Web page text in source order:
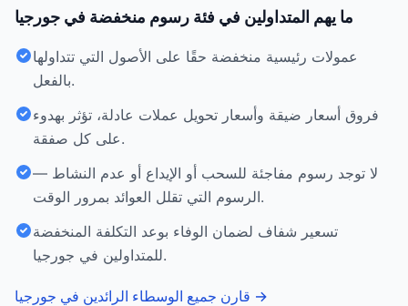
ما يهم المتداولين في فئة رسوم منخفضة في جورجيا
عمولات رئيسية منخفضة حقًا على الأصول التي تتداولها
بالفعل.
فروق أسعار ضيقة وأسعار تحويل عملات عادلة، تؤثر بهدوء
على كل صفقة.
لا توجد رسوم مفاجئة للسحب أو الإيداع أو عدم النشاط —
الرسوم التي تقلل العوائد بمرور الوقت.
تسعير شفاف لضمان الوفاء بوعد التكلفة المنخفضة
للمتداولين في جورجيا.
قارن جميع الوسطاء الرائدين في جورجيا →